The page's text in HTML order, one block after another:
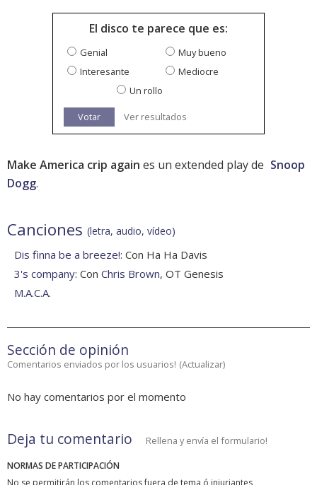
El disco te parece que es:
Genial
Muy bueno
Interesante
Mediocre
Un rollo
Votar Ver resultados
Make America crip again es un extended play de Snoop
Dogg.
Canciones (letra, audio, vídeo)
Dis finna be a breeze!: Con Ha Ha Davis
3's company: Con Chris Brown, OT Genesis
M.A.C.A.
Sección de opinión
Comentarios enviados por los usuarios! (Actualizar)
No hay comentarios por el momento
Deja tu comentario Rellena y envía el formulario!
NORMAS DE PARTICIPACIÓN